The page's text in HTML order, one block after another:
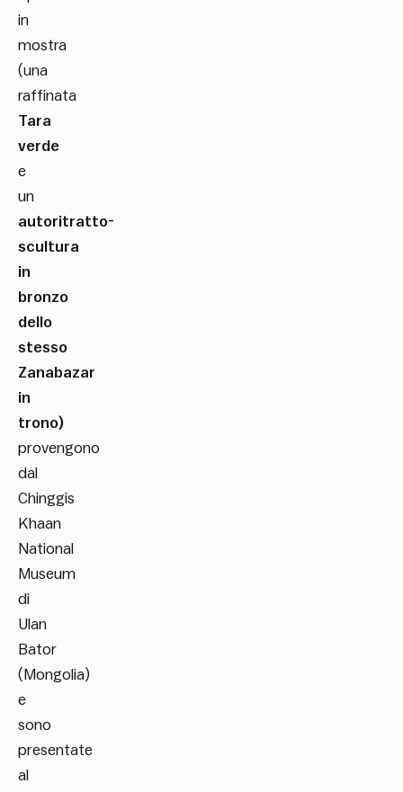
in
mostra
(una
raffinata
Tara
verde
e
un
autoritratto-
scultura
in
bronzo
dello
stesso
Zanabazar
in
trono)
provengono
dal
Chinggis
Khaan
National
Museum
di
Ulan
Bator
(Mongolia)
e
sono
presentate
al